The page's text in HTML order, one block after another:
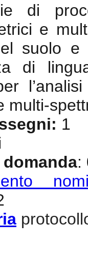
di
e
suolo
di
multi-
1
domanda: